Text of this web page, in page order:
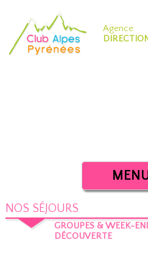
Agence
NOS SÉJOURS
GROUPES & WEEK-
DÉCOUVERTE